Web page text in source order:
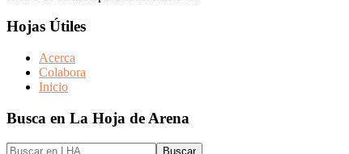
Hojas Útiles
Acerca
Colabora
Inicio
Busca en La Hoja de Arena
Buscar